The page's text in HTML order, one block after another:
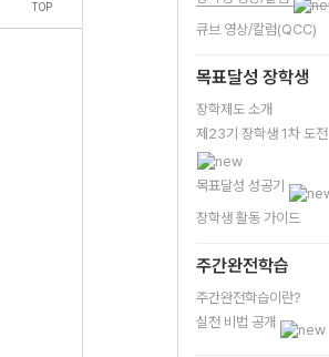
TOP
큐브 영상/칼럼(QCC)
목표달성 장학생
장학제도 소개
제23기 장학생 1차 도전
목표달성 성공기
장학생 활동 가이드
주간완전학습
주간완전학습이란?
실천 비법 공개